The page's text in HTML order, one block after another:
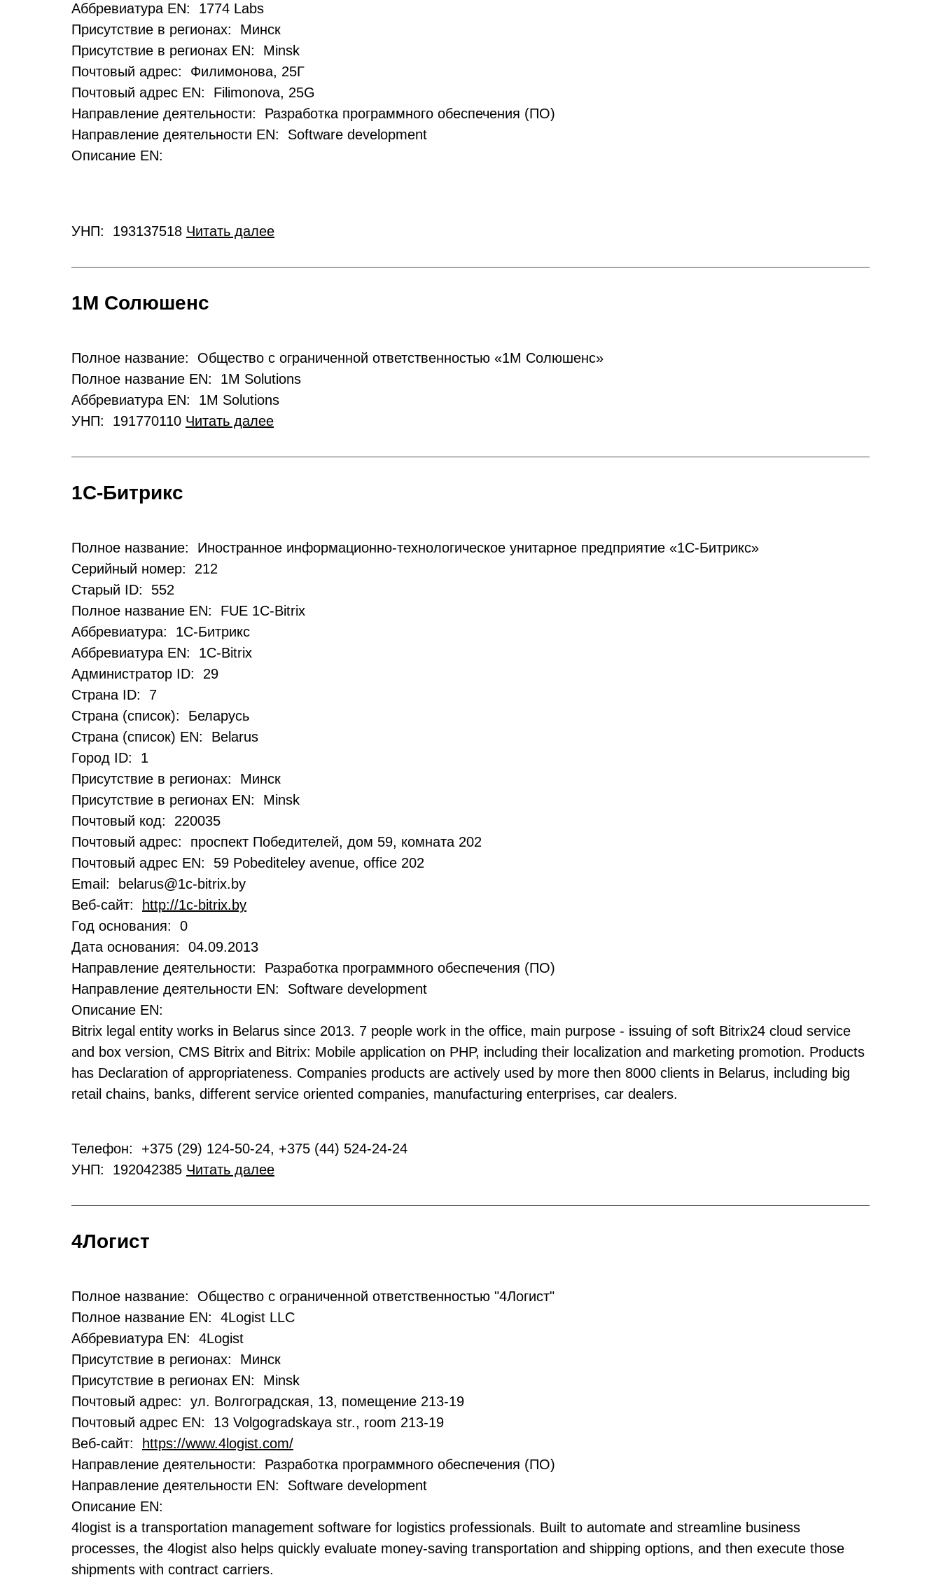
Аббревиатура EN: 1774 Labs
Присутствие в регионах: Минск
Присутствие в регионах EN: Minsk
Почтовый адрес: Филимонова, 25Г
Почтовый адрес EN: Filimonova, 25G
Направление деятельности: Разработка программного обеспечения (ПО)
Направление деятельности EN: Software development
Описание EN:
УНП: 193137518 Читать далее
1М Солюшенс
Полное название: Общество с ограниченной ответственностью «1М Солюшенс»
Полное название EN: 1M Solutions
Аббревиатура EN: 1M Solutions
УНП: 191770110 Читать далее
1С-Битрикс
Полное название: Иностранное информационно-технологическое унитарное предприятие «1С-Битрикс»
Серийный номер: 212
Старый ID: 552
Полное название EN: FUE 1C-Bitrix
Аббревиатура: 1С-Битрикс
Аббревиатура EN: 1C-Bitrix
Администратор ID: 29
Страна ID: 7
Страна (список): Беларусь
Страна (список) EN: Belarus
Город ID: 1
Присутствие в регионах: Минск
Присутствие в регионах EN: Minsk
Почтовый код: 220035
Почтовый адрес: проспект Победителей, дом 59, комната 202
Почтовый адрес EN: 59 Pobediteley avenue, office 202
Email: belarus@1c-bitrix.by
Веб-сайт:
http://1c-bitrix.by
Год основания: 0
Дата основания: 04.09.2013
Направление деятельности: Разработка программного обеспечения (ПО)
Направление деятельности EN: Software development
Описание EN:
Bitrix legal entity works in Belarus since 2013. 7 people work in the office, main purpose - issuing of soft Bitrix24 cloud service
and box version, CMS Bitrix and Bitrix: Mobile application on PHP, including their localization and marketing promotion. Products
has Declaration of appropriateness. Companies products are actively used by more then 8000 clients in Belarus, including big
retail chains, banks, different service oriented companies, manufacturing enterprises, car dealers.
Телефон: +375 (29) 124-50-24, +375 (44) 524-24-24
УНП: 192042385 Читать далее
4Логист
Полное название: Общество с ограниченной ответственностью "4Логист"
Полное название EN: 4Logist LLC
Аббревиатура EN: 4Logist
Присутствие в регионах: Минск
Присутствие в регионах EN: Minsk
Почтовый адрес: ул. Волгоградская, 13, помещение 213-19
Почтовый адрес EN: 13 Volgogradskaya str., room 213-19
Веб-сайт:
https://www.4logist.com/
Направление деятельности: Разработка программного обеспечения (ПО)
Направление деятельности EN: Software development
Описание EN:
4logist is a transportation management software for logistics professionals. Built to automate and streamline business
processes, the 4logist also helps quickly evaluate money-saving transportation and shipping options, and then execute those
shipments with contract carriers.